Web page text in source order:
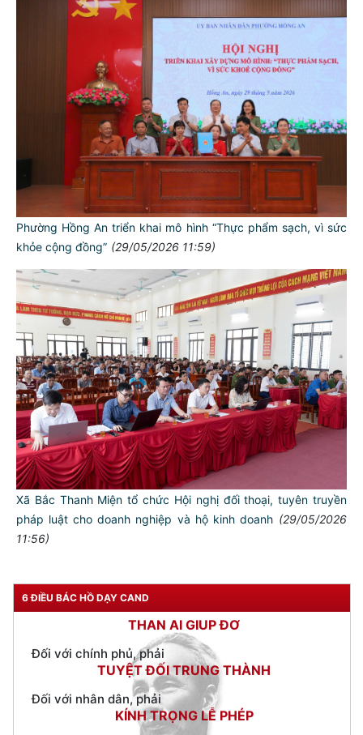
Phường Hồng An triển khai mô hình “Thực phẩm sạch, vì sức
khỏe cộng đồng” (29/05/2026 11:59)
Xã Bắc Thanh Miện tổ chức Hội nghị đối thoại, tuyên truyền
pháp luật cho doanh nghiệp và hộ kinh doanh (29/05/2026
11:56)
6 ĐIỀU BÁC HỒ DẠY CAND
TƯ CÁCH
NGƯỜI CÔNG AN CÁCH MỆNH LÀ:
Đối với tự mình, phải
CẦN, KIỆM, LIÊM, CHÍNH
Đối với đồng sự, phải
Đối với chính phủ, phải
TUYỆT ĐỐI TRUNG THÀNH
Đối với nhân dân, phải
KÍNH TRỌNG LỄ PHÉP
Đối với công việc, phải
TẬN TỤY
Đối với địch, phải